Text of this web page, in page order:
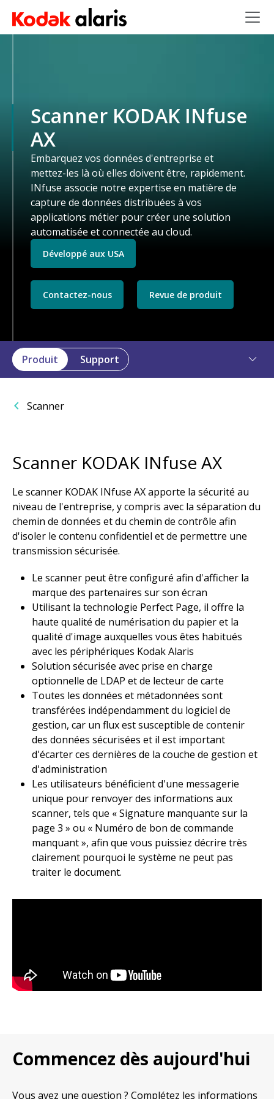
Skip to main content
Scanner KODAK INfuse
AX
Embarquez vos données d'entreprise et
mettez-les là où elles doivent être, rapidement.
INfuse associe notre expertise en matière de
capture de données distribuées à vos
applications métier pour créer une solution
automatisée et connectée au cloud.
Développé aux USA
Contactez-nous Revue de produit
Produit Support
Scanner
Scanner KODAK INfuse AX
Le scanner KODAK INfuse AX apporte la sécurité au
niveau de l'entreprise, y compris avec la séparation du
chemin de données et du chemin de contrôle afin
d'isoler le contenu confidentiel et de permettre une
transmission sécurisée.
Le scanner peut être configuré afin d'afficher la
marque des partenaires sur son écran
Utilisant la technologie Perfect Page, il offre la
haute qualité de numérisation du papier et la
qualité d'image auxquelles vous êtes habitués
avec les périphériques Kodak Alaris
Solution sécurisée avec prise en charge
optionnelle de LDAP et de lecteur de carte
Toutes les données et métadonnées sont
transférées indépendamment du logiciel de
gestion, car un flux est susceptible de contenir
des données sécurisées et il est important
d'écarter ces dernières de la couche de gestion et
d'administration
Les utilisateurs bénéficient d'une messagerie
unique pour renvoyer des informations aux
scanner, tels que « Signature manquante sur la
page 3 » ou « Numéro de bon de commande
manquant », afin que vous puissiez décrire très
clairement pourquoi le système ne peut pas
traiter le document.
Commencez dès aujourd'hui
Vous avez une question ? Complétez les informations